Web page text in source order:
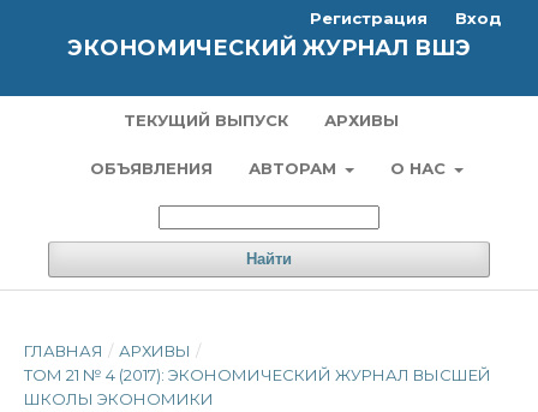
ЭКОНОМИЧЕСКИЙ ЖУРНАЛ ВШЭ
ТЕКУЩИЙ ВЫПУСК АРХИВЫ
ОБЪЯВЛЕНИЯ АВТОРАМ О НАС
Найти
Регистрация Вход
ГЛАВНАЯ / АРХИВЫ /
ТОМ 21 № 4 (2017): ЭКОНОМИЧЕСКИЙ ЖУРНАЛ ВЫСШЕЙ
ШКОЛЫ ЭКОНОМИКИ